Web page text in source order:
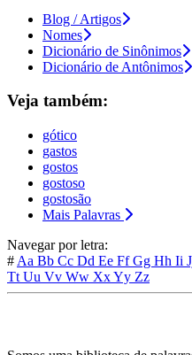
Blog / Artigos
Nomes
Dicionário de Sinônimos
Dicionário de Antônimos
Veja também:
gótico
gastos
gostos
gostoso
gostosão
Mais Palavras
Navegar por letra:
# Aa Bb Cc Dd Ee FfGg Hh Ii
Tt Uu Vv Ww XxYy Zz